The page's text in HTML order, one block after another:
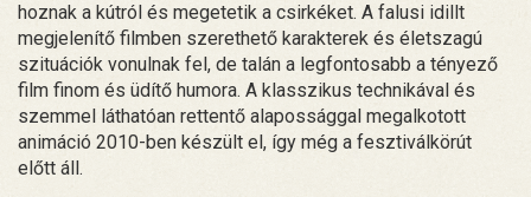
hoznak a kútról és megetetik a csirkéket. A falusi idillt
megjelenítő filmben szerethető karakterek és életszagú
szituációk vonulnak fel, de talán a legfontosabb a tényező
film finom és üdítő humora. A klasszikus technikával és
szemmel láthatóan rettentő alapossággal megalkotott
animáció 2010-ben készült el, így még a fesztiválkörút
előtt áll.